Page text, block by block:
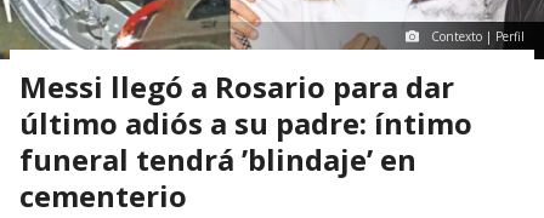
Contexto | Perfil
Messi llegó a Rosario para dar
último adiós a su padre: íntimo
funeral tendrá ’blindaje’ en
cementerio